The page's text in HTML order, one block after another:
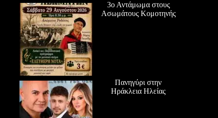
3ο Αντάμωμα στους
Ασωμάτους Κομοτηνής
Πανηγύρι στην
Ηράκλεια Ηλείας